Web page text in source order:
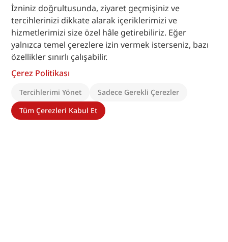
İzniniz doğrultusunda, ziyaret geçmişiniz ve
tercihlerinizi dikkate alarak içeriklerimizi ve
hizmetlerimizi size özel hâle getirebiliriz. Eğer
yalnızca temel çerezlere izin vermek isterseniz, bazı
özellikler sınırlı çalışabilir.
Çerez Politikası
Tercihlerimi Yönet
Sadece Gerekli Çerezler
Tüm Çerezleri Kabul Et